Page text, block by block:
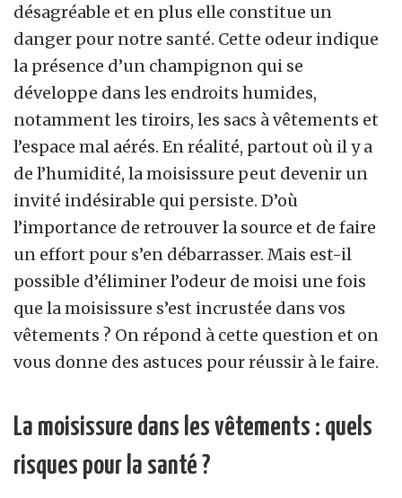
désagréable et en plus elle constitue un
danger pour notre santé. Cette odeur indique
la présence d’un champignon qui se
développe dans les endroits humides,
notamment les tiroirs, les sacs à vêtements et
l’espace mal aérés. En réalité, partout où il y a
de l’humidité, la moisissure peut devenir un
invité indésirable qui persiste. D’où
l’importance de retrouver la source et de faire
un effort pour s’en débarrasser. Mais est-il
possible d’éliminer l’odeur de moisi une fois
que la moisissure s’est incrustée dans vos
vêtements ? On répond à cette question et on
vous donne des astuces pour réussir à le faire.
La moisissure dans les vêtements : quels
risques pour la santé ?